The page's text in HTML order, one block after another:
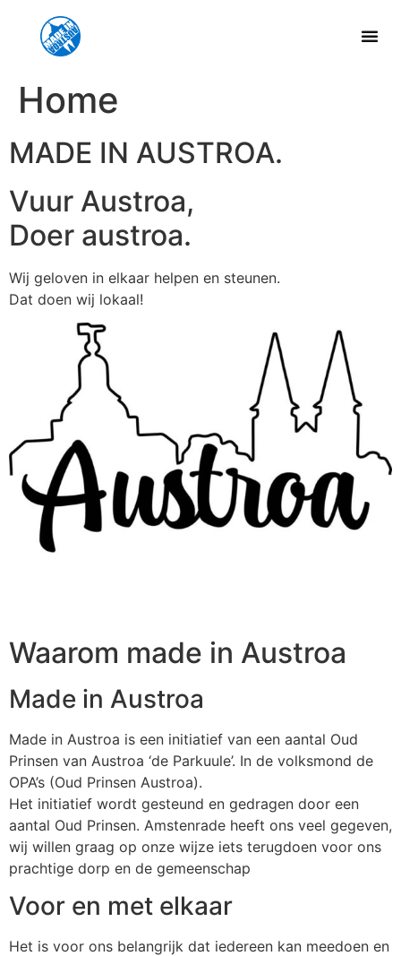
Home
MADE IN AUSTROA.
Vuur Austroa,
Doer austroa.
Wij geloven in elkaar helpen en steunen.
Dat doen wij lokaal!
Waarom made in Austroa
Made in Austroa
Made in Austroa is een initiatief van een aantal Oud
Prinsen van Austroa ‘de Parkuule’. In de volksmond de
OPA’s (Oud Prinsen Austroa).
Het initiatief wordt gesteund en gedragen door een
aantal Oud Prinsen. Amstenrade heeft ons veel gegeven,
wij willen graag op onze wijze iets terugdoen voor ons
prachtige dorp en de gemeenschap
Voor en met elkaar
Het is voor ons belangrijk dat iedereen kan meedoen en